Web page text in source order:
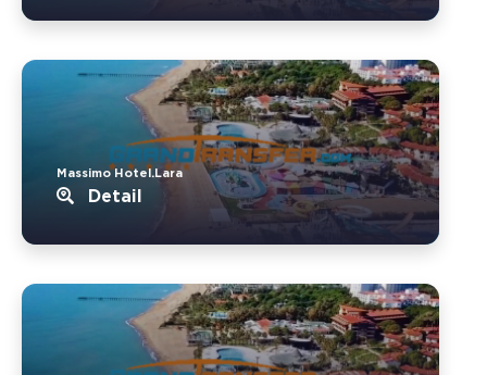
Massimo Hotel.Lara
Detail